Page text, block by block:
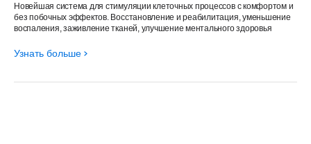
Новейшая система для стимуляции клеточных процессов с комфортом и
без побочных эффектов. Восстановление и реабилитация, уменьшение
воспаления, заживление тканей, улучшение ментального здоровья
Узнать больше